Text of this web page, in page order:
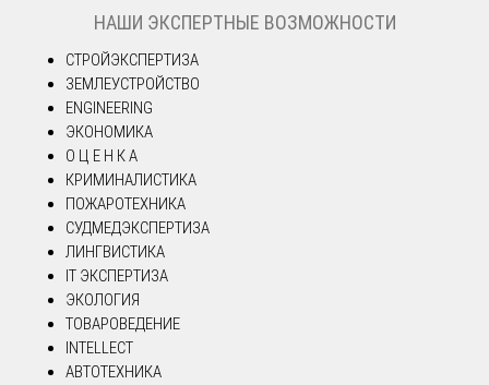
НАШИ ЭКСПЕРТНЫЕ ВОЗМОЖНОСТИ
СТРОЙЭКСПЕРТИЗА
ЗЕМЛЕУСТРОЙСТВО
ENGINEERING
ЭКОНОМИКА
О Ц Е Н К А
КРИМИНАЛИСТИКА
ПОЖАРОТЕХНИКА
СУДМЕДЭКСПЕРТИЗА
ЛИНГВИСТИКА
IT ЭКСПЕРТИЗА
ЭКОЛОГИЯ
ТОВАРОВЕДЕНИЕ
INTELLECT
АВТОТЕХНИКА